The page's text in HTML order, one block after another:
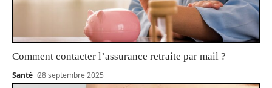
Comment contacter l’assurance retraite par mail ?
Santé 28 septembre 2025